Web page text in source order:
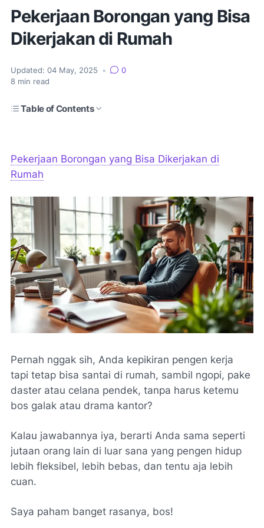
Pekerjaan Borongan yang Bisa
Dikerjakan di Rumah
Updated: 04 May, 2025 •
0
8 min read
Table of Contents
Pekerjaan Borongan yang Bisa Dikerjakan di
Rumah
Pernah nggak sih, Anda kepikiran pengen kerja
tapi tetap bisa santai di rumah, sambil ngopi, pake
daster atau celana pendek, tanpa harus ketemu
bos galak atau drama kantor?
Kalau jawabannya iya, berarti Anda sama seperti
jutaan orang lain di luar sana yang pengen hidup
lebih fleksibel, lebih bebas, dan tentu aja lebih
cuan.
Saya paham banget rasanya, bos!